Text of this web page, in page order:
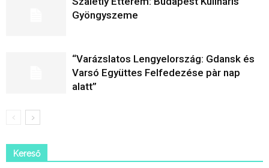
Gyöngyszeme
“Varázslatos Lengyelország: Gdansk és
Varsó Együttes Felfedezése pàr nap
alatt”
Kereső